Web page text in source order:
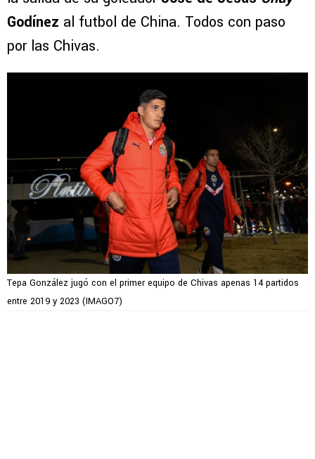
Godínez al futbol de China. Todos con paso
por las Chivas.
Tepa González jugó con el primer equipo de Chivas apenas 14 partidos
entre 2019 y 2023 (IMAGO7)